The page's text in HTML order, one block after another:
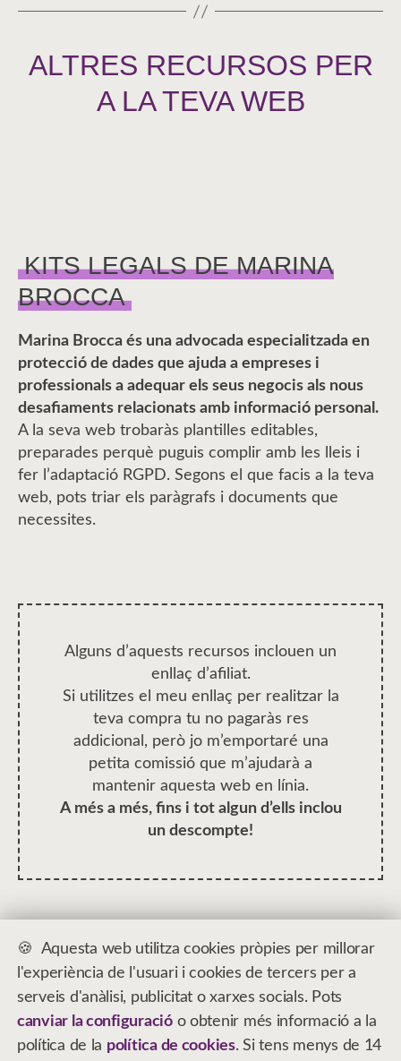
ALTRES RECURSOS PER
A LA TEVA WEB
KITS LEGALS DE MARINA
BROCCA
Marina Brocca és una advocada especialitzada en
protecció de dades que ajuda a empreses i
professionals a adequar els seus negocis als nous
desafiaments relacionats amb informació personal.
A la seva web trobaràs plantilles editables,
preparades perquè puguis complir amb les lleis i
fer l’adaptació RGPD. Segons el que facis a la teva
web, pots triar els paràgrafs i documents que
necessites.
Alguns d’aquests recursos inclouen un
enllaç d’afiliat.
Si utilitzes el meu enllaç per realitzar la
teva compra tu no pagaràs res
addicional, però jo m’emportaré una
petita comissió que m’ajudarà a
mantenir aquesta web en línia.
A més a més, fins i tot algun d’ells inclou
un descompte!
Contacta’m
Cookies
Ajustos Cookies
Aquesta web utilitza cookies pròpies per millorar
l'experiència de l'usuari i cookies de tercers per a
serveis d'anàlisi, publicitat o xarxes socials. Pots
canviar la configuracióo obtenir més informació a la
política de la política de cookies. Si tens menys de 14